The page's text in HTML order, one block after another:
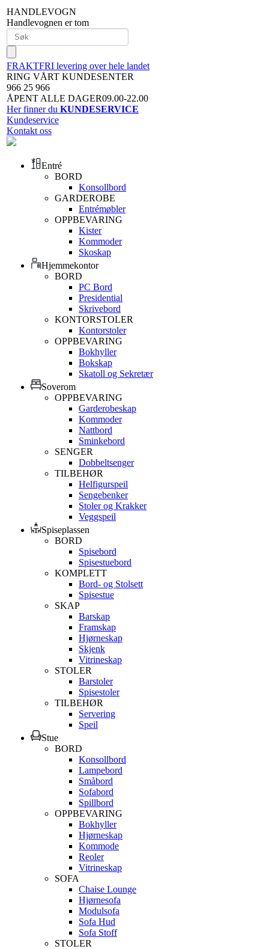
HANDLEVOGN
Handlevognen er tom
FRAKTFRI levering over hele landet
RING VÅRT KUNDESENTER
966 25 966
ÅPENT ALLE DAGER09.00-22.00
Her finner du KUNDESERVICE
Kundeservice
Kontakt oss
Entré
BORD
Konsollbord
GARDEROBE
Entrémøbler
OPPBEVARING
Kister
Kommoder
Skoskap
Hjemmekontor
BORD
PC Bord
Presidential
Skrivebord
KONTORSTOLER
Kontorstoler
OPPBEVARING
Bokhyller
Bokskap
Skatoll og Sekretær
Soverom
OPPBEVARING
Garderobeskap
Kommoder
Nattbord
Sminkebord
SENGER
Dobbeltsenger
TILBEHØR
Helfigurspeil
Sengebenker
Stoler og Krakker
Veggspeil
Spiseplassen
BORD
Spisebord
Spisestuebord
KOMPLETT
Bord- og Stolsett
Spisestue
SKAP
Barskap
Framskap
Hjørneskap
Skjenk
Vitrineskap
STOLER
Barstoler
Spisestoler
TILBEHØR
Servering
Speil
Stue
BORD
Konsollbord
Lampebord
Småbord
Sofabord
Spillbord
OPPBEVARING
Bokhyller
Hjørneskap
Kommode
Reoler
Vitrineskap
SOFA
Chaise Lounge
Hjørnesofa
Modulsofa
Sofa Hud
Sofa Stoff
STOLER